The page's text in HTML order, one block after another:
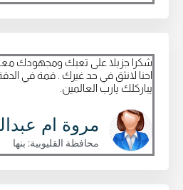
شكرا جزيلا على تعبك ومجهودك معانا
احنا لانثق في حد غيرك . قمة في الدقة
يباركلك يارب العالمين.
مروة ام
محافظة القليوبية: بنها